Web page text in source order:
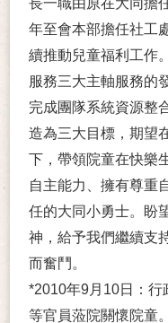
長一職由原在大同擔
年至會本部擔任社工
續推動兒童福利工作
服務三大主軸服務的
完成團隊系統資源整
造為三大目標，期望
下，帶領院童在快樂
自主能力、擁有尊重
任的大同小勇士。盼
神，給予我們繼續支
而奮鬥。
*2010年9月10日：
等官員蒞院關懷院童。